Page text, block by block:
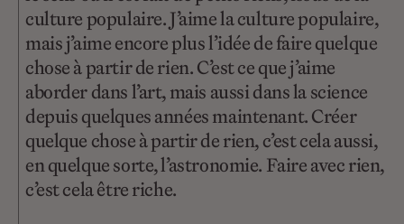
culture populaire. J’aime la culture populaire,
mais j’aime encore plus l’idée de faire quelque
chose à partir de rien. C’est ce que j’aime
aborder dans l’art, mais aussi dans la science
depuis quelques années maintenant. Créer
quelque chose à partir de rien, c’est cela aussi,
en quelque sorte, l’astronomie. Faire avec rien,
c’est cela être riche.